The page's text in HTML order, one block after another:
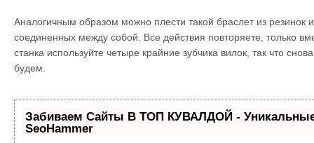
Аналогичным образом можно плести такой браслет из резинок
соединенных между собой. Все действия повторяете, только
станка используйте четыре крайние зубчика вилок, так что
будем.
Забиваем Сайты В ТОП КУВАЛДОЙ -
SeoHammer